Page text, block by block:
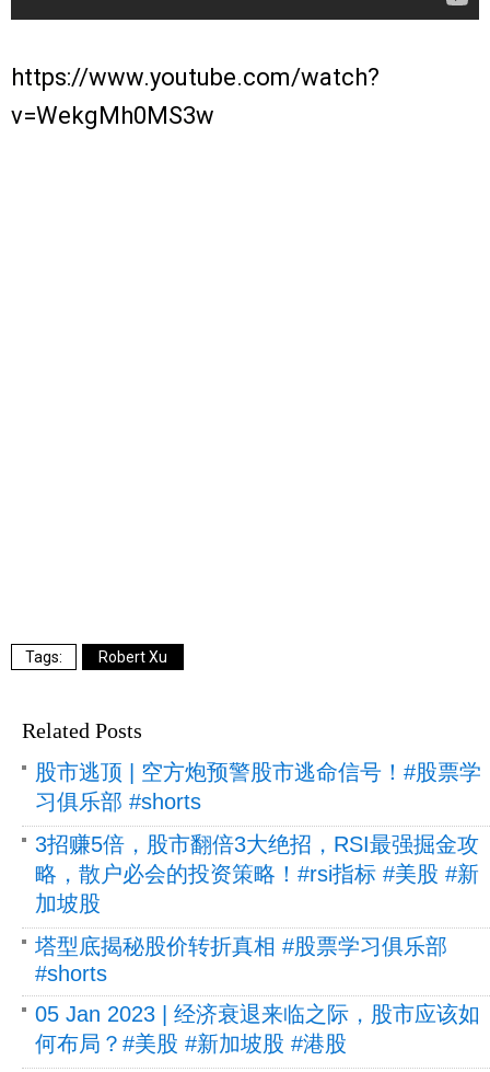
https://www.youtube.com/watch?
v=WekgMh0MS3w
Robert Xu
Related Posts
股市逃顶 | 空方炮预警股市逃命信号！#股票学
习俱乐部 #shorts
3招赚5倍，股市翻倍3大绝招，RSI最强掘金攻
略，散户必会的投资策略！#rsi指标 #美股 #新
加坡股
塔型底揭秘股价转折真相 #股票学习俱乐部
#shorts
05 Jan 2023 | 经济衰退来临之际，股市应该如
何布局？#美股 #新加坡股 #港股